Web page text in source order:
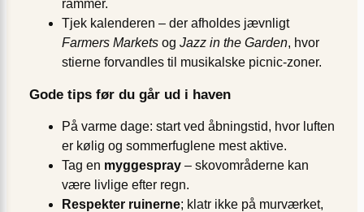
rammer.
Tjek kalenderen – der afholdes jævnligt
Farmers Markets og Jazz in the Garden, hvor
stierne forvandles til musikalske picnic‐zoner.
Gode tips før du går ud i haven
På varme dage: start ved åbningstid, hvor luften
er kølig og sommerfuglene mest aktive.
Tag en myggespray – skovområderne kan
være livlige efter regn.
Respekter ruinerne; klatr ikke på murværket,